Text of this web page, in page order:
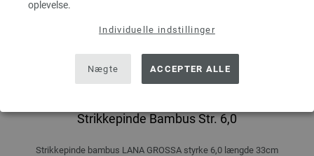
oplevelse.
Individuelle indstillinger
Nægte ACCEPTER ALLE
Strikkepinde Bambus Str. 6,0
Strikkepinde bambus LANA GROSSA styrke 6,0 længde 33cm